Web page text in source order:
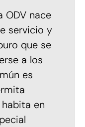
ODV nace
servicio y
que se
a los
es
en